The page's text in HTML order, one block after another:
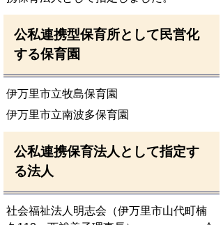
公私連携型保育所として民営化
する保育園
伊万里市立牧島保育園
伊万里市立南波多保育園
公私連携保育法人として指定す
る法人
社会福祉法人明志会（伊万里市山代町楠